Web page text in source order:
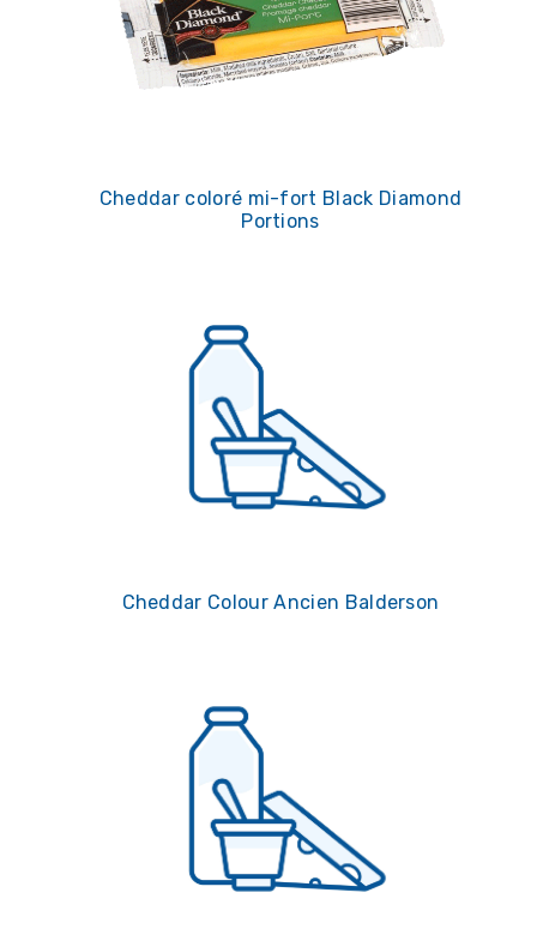
Cheddar coloré mi-fort Black Diamond
Portions
Cheddar Colour Ancien Balderson